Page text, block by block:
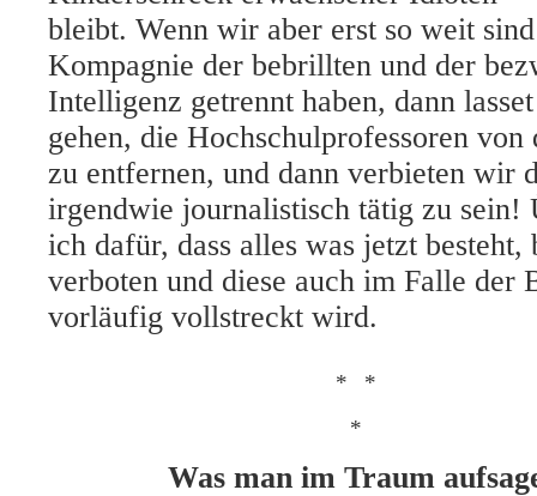
bleibt. Wenn wir aber erst so weit
Kompagnie der bebrillten und der
Intelligenz getrennt haben, dann
gehen, die Hochschulprofessoren von
zu entfernen, und dann verbieten wir
irgendwie journalistisch tätig zu sein!
ich dafür, dass alles was jetzt besteht,
verboten und diese auch im Falle der
vorläufig vollstreckt wird.
*
*
*
Was man im Traum